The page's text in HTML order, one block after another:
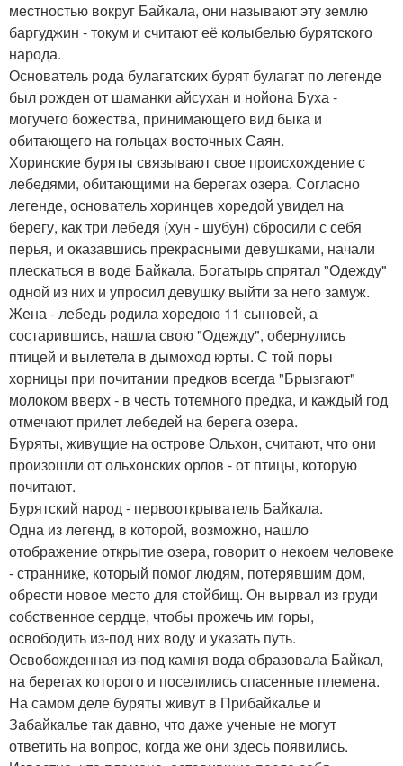
местностью вокруг Байкала, они называют эту землю
баргуджин - токум и считают её колыбелью бурятского
народа.
Основатель рода булагатских бурят булагат по легенде
был рожден от шаманки айсухан и нойона Буха -
могучего божества, принимающего вид быка и
обитающего на гольцах восточных Саян.
Хоринские буряты связывают свое происхождение с
лебедями, обитающими на берегах озера. Согласно
легенде, основатель хоринцев хоредой увидел на
берегу, как три лебедя (хун - шубун) сбросили с себя
перья, и оказавшись прекрасными девушками, начали
плескаться в воде Байкала. Богатырь спрятал "Одежду"
одной из них и упросил девушку выйти за него замуж.
Жена - лебедь родила хоредою 11 сыновей, а
состарившись, нашла свою "Одежду", обернулись
птицей и вылетела в дымоход юрты. С той поры
хорницы при почитании предков всегда "Брызгают"
молоком вверх - в честь тотемного предка, и каждый год
отмечают прилет лебедей на берега озера.
Буряты, живущие на острове Ольхон, считают, что они
произошли от ольхонских орлов - от птицы, которую
почитают.
Бурятский народ - первооткрыватель Байкала.
Одна из легенд, в которой, возможно, нашло
отображение открытие озера, говорит о некоем человеке
- страннике, который помог людям, потерявшим дом,
обрести новое место для стойбищ. Он вырвал из груди
собственное сердце, чтобы прожечь им горы,
освободить из-под них воду и указать путь.
Освобожденная из-под камня вода образовала Байкал,
на берегах которого и поселились спасенные племена.
На самом деле буряты живут в Прибайкалье и
Забайкалье так давно, что даже ученые не могут
ответить на вопрос, когда же они здесь появились.